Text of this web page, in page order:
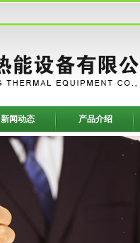
新闻动态 产品介绍